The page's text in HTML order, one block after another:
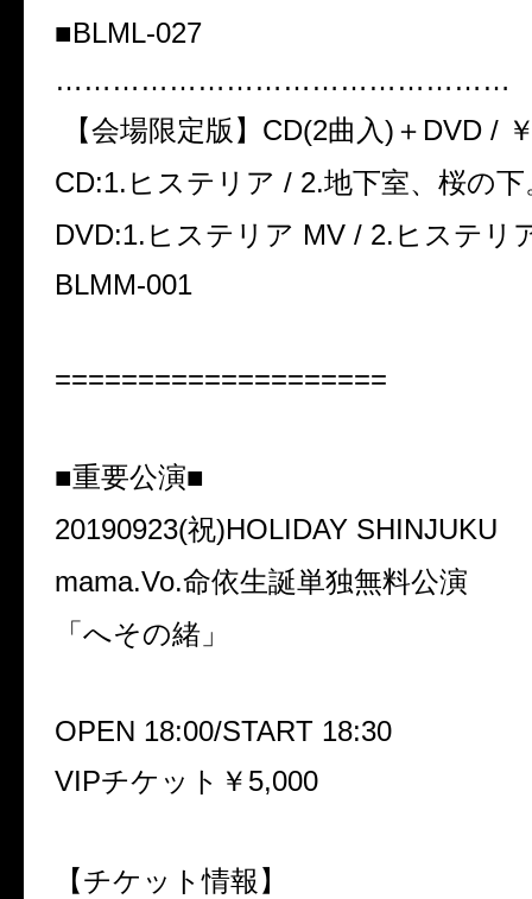
■BLML-027
…………………………………………
【会場限定版】CD(2曲入)＋DVD /
CD:1.ヒステリア / 2.地下室、桜の
DVD:1.ヒステリア MV / 2.ヒステリ
BLMM-001
====================
■重要公演■
20190923(祝)HOLIDAY SHINJUKU
mama.Vo.命依生誕単独無料公演
「へその緒」
OPEN 18:00/START 18:30
VIPチケット￥5,000
【チケット情報】